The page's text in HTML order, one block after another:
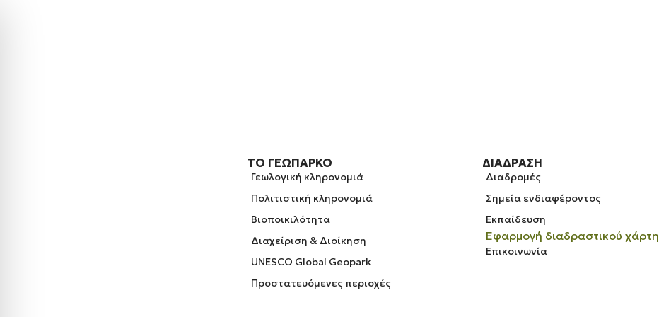
ΤΟ ΓΕΩΠΆΡΚΟ
Γεωλογική κληρονομιά
Πολιτιστική κληρονομιά
Βιοποικιλότητα
Διαχείριση & Διοίκηση
UNESCO Global Geopark
Προστατευόμενες περιοχές
ΔΙΆΔΡΑΣΗ
Διαδρομές
Σημεία ενδιαφέροντος
Εκπαίδευση
Εφαρμογή διαδραστικού χάρτη
Επικοινωνία